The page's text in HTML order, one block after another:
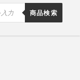
商品検索